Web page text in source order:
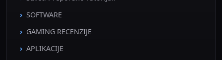
SOFTWARE
GAMING RECENZIJE
APLIKACIJE